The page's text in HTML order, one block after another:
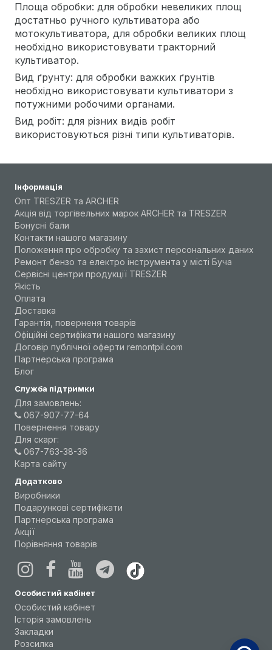
Площа обробки: для обробки невеликих площ
достатньо ручного культиватора або
мотокультиватора, для обробки великих площ
необхідно використовувати тракторний
культиватор.
Вид ґрунту: для обробки важких ґрунтів
необхідно використовувати культиватори з
потужними робочими органами.
Вид робіт: для різних видів робіт
використовуються різні типи культиваторів.
Інформація
Опт TRESZER та ARCHER
Акція від торгівельних марок ARCHER та TRESZER
Бонусні бали
Контакти нашого магазину
Положення про обробку та захист персональних даних
Ремонт бензо та електро інструмента у місті Буча
Сервісні центри продукції TRESZER
Якість
Оплата
Доставка
Гарантія, поверненя товарів
Офіційні сертифікати нашого магазину
Договір публічної оферти remontpil.com
Партнерська програма
Блог
Служба підтримки
Для замовлень:
067-907-77-64
Повернення товару
Для скарг:
067-763-38-36
Карта сайту
Додатково
Виробники
Подарункові сертифікати
Партнерська програма
Акції
Порівняння товарів
Особистий кабінет
Особистий кабінет
Історія замовлень
Закладки
Розсилка